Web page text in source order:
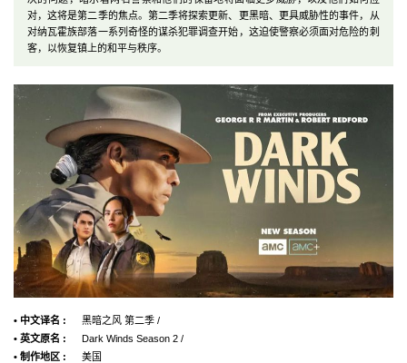
对，这将是第二季的焦点。第二季将探索更新、更黑暗、更具威胁性的事件，从
对纳瓦霍族部落一系列奇怪的谋杀犯罪调查开始，这迫使警察必须面对危险的刺
客，以恢复镇上的和平与秩序。
• 中文译名 :
黑暗之风 第二季 /
• 英文原名 :
Dark Winds Season 2 /
• 制作地区 :
美国